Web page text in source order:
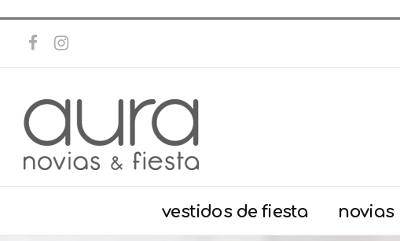
vestidos de fiesta novias